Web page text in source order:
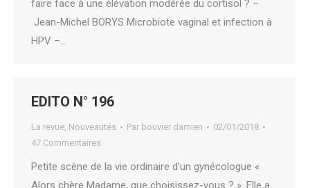
faire face à une élévation modérée du cortisol ? –
Jean-Michel BORYS Microbiote vaginal et infection à
HPV –…
EDITO N° 196
La revue, Nouveautés Par bouvier damien
02/01/2018
47 Commentaires
Petite scène de la vie ordinaire d’un gynécologue «
Alors chère Madame, que choisissez-vous ? ». Elle a